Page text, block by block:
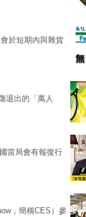
於短期內與雜貨
退出的「萬人
當局會有報復行
，簡稱CES）參